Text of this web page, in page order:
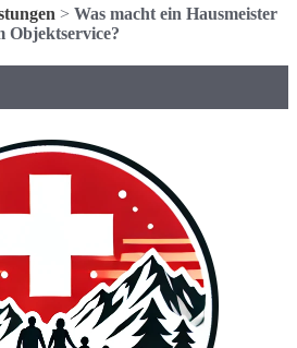
> Was macht ein Hausmeister
Objektservice?